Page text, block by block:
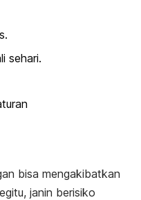
sehari.
bisa mengakibatkan
janin berisiko